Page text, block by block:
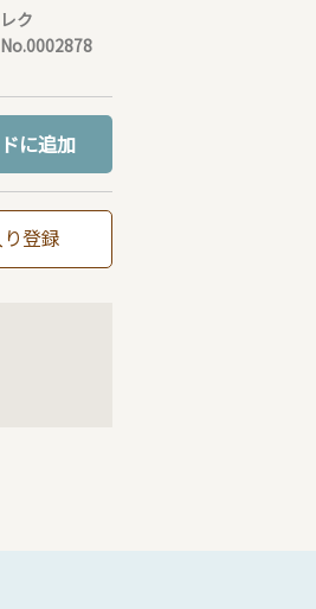
レク
No.0002878
に追加
登録